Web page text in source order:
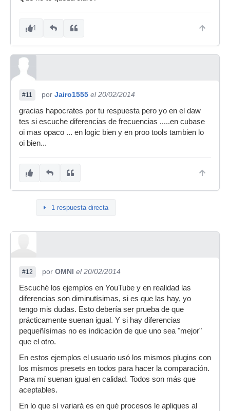
1
#11 por Jairo1555 el 20/02/2014
gracias hapocrates por tu respuesta pero yo en el daw
tes si escuche diferencias de frecuencias .....en cubase
oi mas opaco ... en logic bien y en proo tools tambien lo
oi bien...
1 respuesta directa
#12 por OMNI el 20/02/2014
Escuché los ejemplos en YouTube y en realidad las
diferencias son diminutísimas, si es que las hay, yo
tengo mis dudas. Esto debería ser prueba de que
prácticamente suenan igual. Y si hay diferencias
pequeñísimas no es indicación de que uno sea "mejor"
que el otro.
En estos ejemplos el usuario usó los mismos plugins con
los mismos presets en todos para hacer la comparación.
Para mí suenan igual en calidad. Todos son más que
aceptables.
En lo que sí variará es en qué procesos le apliques al